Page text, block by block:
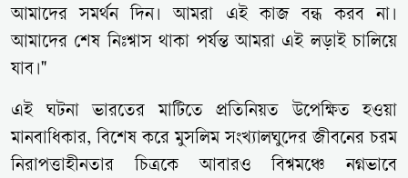
আমাদের সমর্থন দিন। আমরা এই কাজ বন্ধ করব না।
আমাদের শেষ নিঃশ্বাস থাকা পর্যন্ত আমরা এই লড়াই চালিয়ে
যাব।"
এই ঘটনা ভারতের মাটিতে প্রতিনিয়ত উপেক্ষিত হওয়া
মানবাধিকার, বিশেষ করে মুসলিম সংখ্যালঘুদের জীবনের চরম
নিরাপত্তাহীনতার চিত্রকে আবারও বিশ্বমঞ্চে নগ্নভাবে